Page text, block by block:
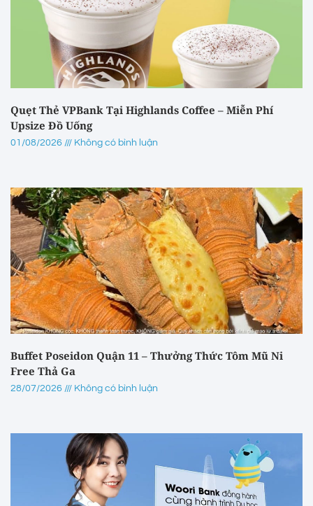
Quẹt Thẻ VPBank Tại Highlands Coffee – Miễn Phí
Upsize Đồ Uống
01/08/2026 Không có bình luận
Buffet Poseidon Quận 11 – Thưởng Thức Tôm Mũ Ni
Free Thả Ga
28/07/2026 Không có bình luận